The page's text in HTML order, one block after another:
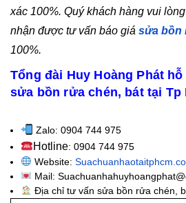
xác 100%. Quý khách hàng vui
nhận được tư vấn báo giá sửa bồn
100%.
Tổng đài Huy Hoàng Phát
sửa bồn rửa chén, bát tại Tp
Zalo: 0904 744 975
Hotline: 0904 744 975
Website:
Mail:
Địa chỉ tư vấn sửa bồn rửa chén,